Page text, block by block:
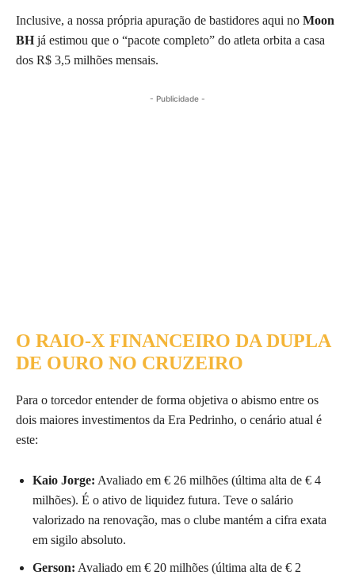
Inclusive, a nossa própria apuração de bastidores aqui no Moon
BHjá estimou que o “pacote completo” do atleta orbita a casa
dos R$ 3,5 milhões mensais.
- Publicidade -
O RAIO-X FINANCEIRO DA DUPLA
DE OURO NO CRUZEIRO
Para o torcedor entender de forma objetiva o abismo entre os
dois maiores investimentos da Era Pedrinho, o cenário atual é
este:
Kaio Jorge: Avaliado em € 26 milhões (última alta de € 4
milhões). É o ativo de liquidez futura. Teve o salário
valorizado na renovação, mas o clube mantém a cifra exata
em sigilo absoluto.
Gerson: Avaliado em € 20 milhões (última alta de € 2